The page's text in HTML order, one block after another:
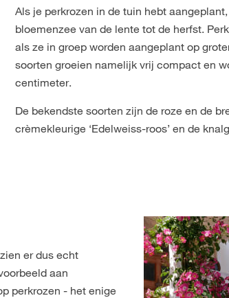
Als je perkrozen in de tuin hebt
bloemenzee van de lente tot de herfst.
als ze in groep worden aangeplant op
soorten groeien namelijk vrij compact en
centimeter.
De bekendste soorten zijn de roze en de
crèmekleurige ‘Edelweiss-roos’ en de
er dus echt
aan
perkrozen - het enige